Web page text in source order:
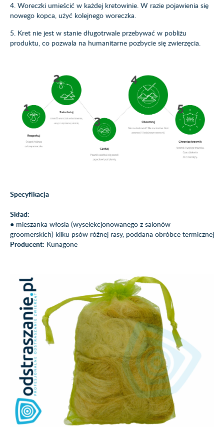
4. Woreczki umieścić w każdej kretowinie. W razie pojawienia się
nowego kopca, użyć kolejnego woreczka.
5. Kret nie jest w stanie długotrwale przebywać w pobliżu
produktu, co pozwala na humanitarne pozbycie się zwierzęcia.
Specyfikacja
Skład:
● mieszanka włosia (wyselekcjonowanego z salonów
groomerskich) kilku psów różnej rasy, poddana obróbce termicznej
Producent: Kunagone